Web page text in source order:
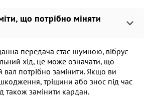
що потрібно міняти
передача стає шумною, вібрує
хід, це може означати, що
вал потрібно замінити. Якщо ви
тріщини або знос під час
також замінити кардан.